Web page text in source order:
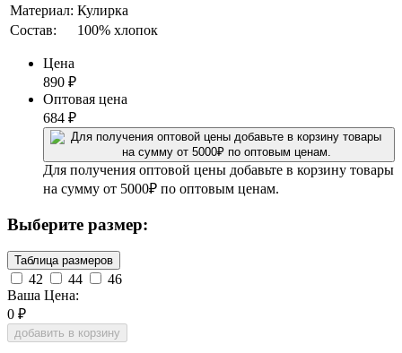
Материал: Кулирка
Состав:
100% хлопок
Цена
890 ₽
Оптовая цена
684 ₽
Для получения оптовой цены добавьте в корзину товары
на сумму от 5000₽ по оптовым ценам.
Выберите размер:
Таблица размеров
42 44
46
Ваша Цена:
0 ₽
добавить в корзину